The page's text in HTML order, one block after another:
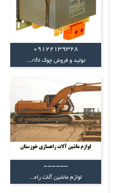
09122139328
تولید و فروش چوک du/...
------
لوازم ماشین آلات راه...